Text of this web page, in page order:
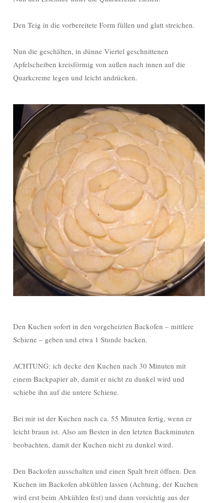
Den Teig in die vorbereitete Form füllen und glatt streichen.
Nun die geschälten, in dünne Viertel geschnittenen
Apfelscheiben kreisförmig von außen nach innen auf die
Quarkcreme legen und leicht andrücken.
Den Kuchen sofort in den vorgeheizten Backofen – mittlere
Schiene – geben und etwa 1 Stunde backen.
ACHTUNG: ich decke den Kuchen nach 30 Minuten mit
einem Backpapier ab, damit er nicht zu dunkel wird und
schiebe ihn auf die untere Schiene.
Bei mir ist der Kuchen nach ca. 55 Minuten fertig, wenn er
leicht braun ist. Also am Besten in den letzten Backminuten
beobachten, damit der Kuchen nicht zu dunkel wird.
Den Backofen ausschalten und einen Spalt breit öffnen. Den
Kuchen im Backofen abkühlen lassen (Achtung, der Kuchen
wird erst beim Abkühlen fest) und dann vorsichtig aus der